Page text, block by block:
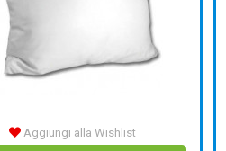
Aggiungi alla Wishlist